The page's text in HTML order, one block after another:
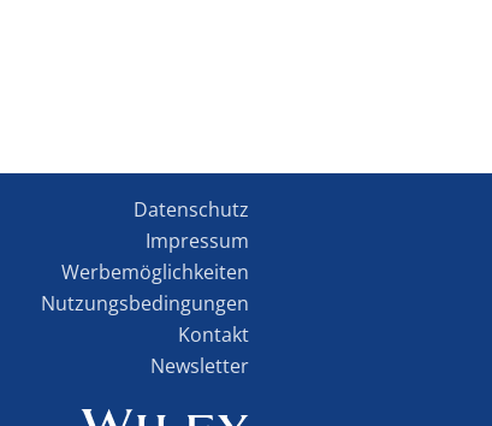
Datenschutz
Impressum
Werbemöglichkeiten
Nutzungsbedingungen
Kontakt
Newsletter